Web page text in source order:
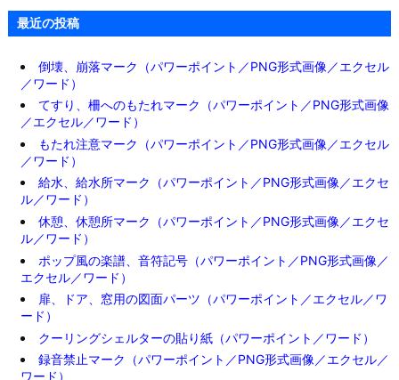
最近の投稿
倒壊、崩落マーク（パワーポイント／PNG形式画像／エクセル
／ワード）
てすり、柵へのもたれマーク（パワーポイント／PNG形式画像
／エクセル／ワード）
もたれ注意マーク（パワーポイント／PNG形式画像／エクセル
／ワード）
給水、給水所マーク（パワーポイント／PNG形式画像／エクセ
ル／ワード）
休憩、休憩所マーク（パワーポイント／PNG形式画像／エクセ
ル／ワード）
ポップ風の楽譜、音符記号（パワーポイント／PNG形式画像／
エクセル／ワード）
扉、ドア、窓用の図面パーツ（パワーポイント／エクセル／ワ
ード）
クーリングシェルターの貼り紙（パワーポイント／ワード）
録音禁止マーク（パワーポイント／PNG形式画像／エクセル／
ワード）